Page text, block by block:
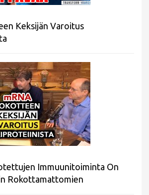
Keksijän Varoitus
Immuunitoiminta On
Rokottamattomien